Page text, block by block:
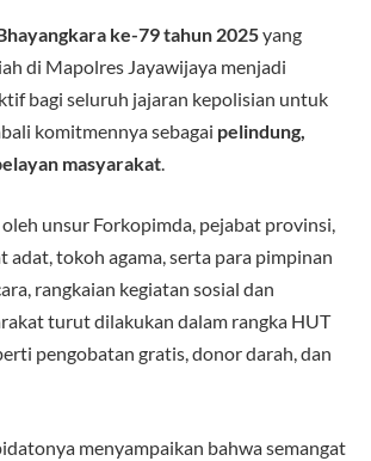
ke-79 tahun 2025yang
di Mapolres Jayawijaya menjadi
bagi seluruh jajaran kepolisian untuk
komitmennya sebagai pelindung,
masyarakat.
unsur Forkopimda, pejabat provinsi,
adat, tokoh agama, serta para pimpinan
rangkaian kegiatan sosial dan
turut dilakukan dalam rangka HUT
pengobatan gratis, donor darah, dan
menyampaikan bahwa semangat